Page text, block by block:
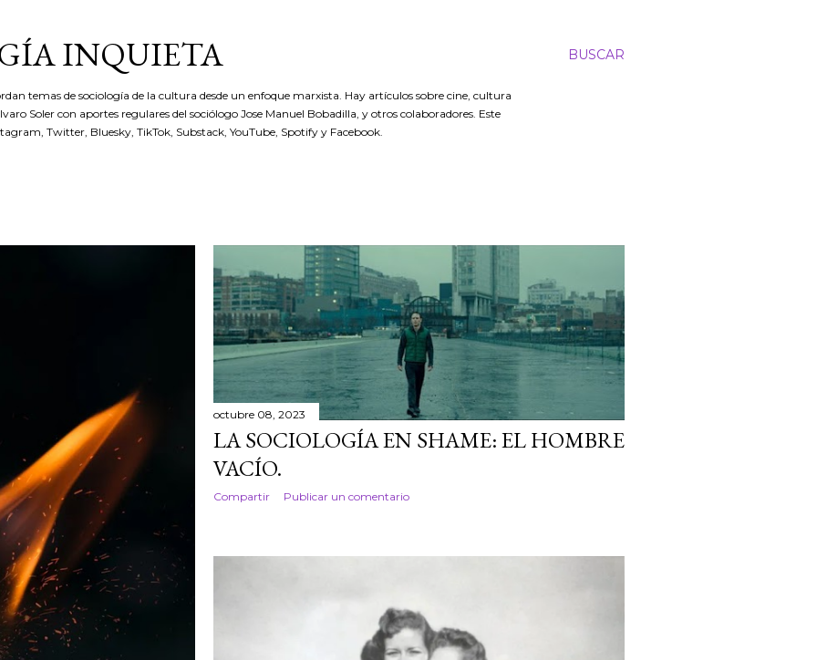
BUSCAR
INQUIETA
temas de sociología de la cultura desde un enfoque marxista. Hay artículos sobre cine, cultura
Soler con aportes regulares del sociólogo Jose Manuel Bobadilla, y otros colaboradores. Este
Twitter, Bluesky, TikTok, Substack, YouTube, Spotify y Facebook.
octubre 08, 2023
LA SOCIOLOGÍA EN SHAME: EL HOMBRE
VACÍO.
Compartir Publicar un comentario